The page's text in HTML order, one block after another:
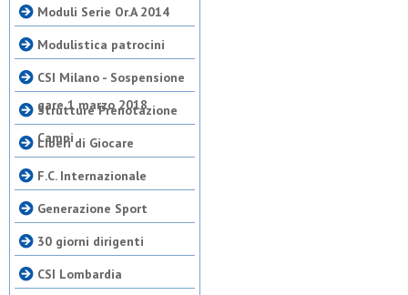
Moduli Serie Or.A 2014
Modulistica patrocini
CSI Milano - Sospensione
gare 1 marzo 2018
Strutture Prenotazione
Campi
Liberi di Giocare
F.C. Internazionale
Generazione Sport
30 giorni dirigenti
CSI Lombardia